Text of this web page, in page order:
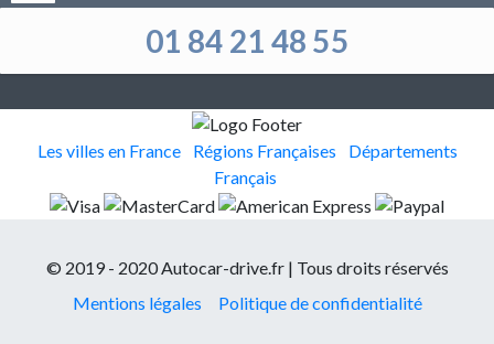
01 84 21 48 55
Les villes en France Régions Françaises
Départements
Français
© 2019 - 2020 Autocar-drive.fr | Tous droits réservés
Mentions légales
Politique de confidentialité